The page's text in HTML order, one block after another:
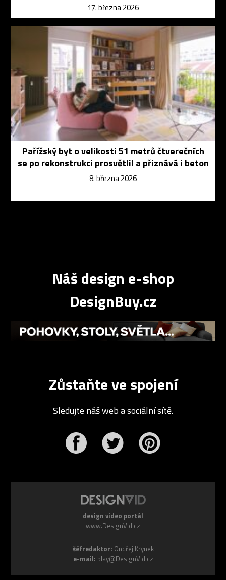
17. března 2026
Pařížský byt o velikosti 51 metrů čtverečních
se po rekonstrukci prosvětlil a přiznává i beton
8. března 2026
Náš design e-shop
DesignBuy.cz
Zůstaňte ve spojení
Sledujte náš web a sociální sítě.
design video portál
www.DesignVid.cz
šéfredaktor: Ondřej Krynek
e-mail: play@DesignVid.cz